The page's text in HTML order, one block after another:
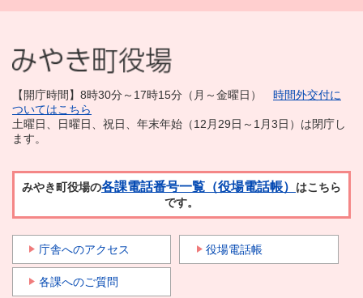
【開庁時間】8時30分～17時15分（月～金曜日） 時間外交付に
ついてはこちら
土曜日、日曜日、祝日、年末年始（12月29日～1月3日）は閉庁し
ます。
みやき町役場の各課電話番号一覧（役場電話帳） はこちら
です。
庁舎へのアクセス 役場電話帳
各課へのご質問